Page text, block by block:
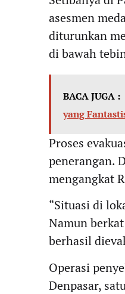
asesmen
diturunkan
di bawah
BACA JUGA :
yang
Proses
penerangan.
mengangkat
“Situasi di
Namun
berhasil
Operasi
Denpasar,